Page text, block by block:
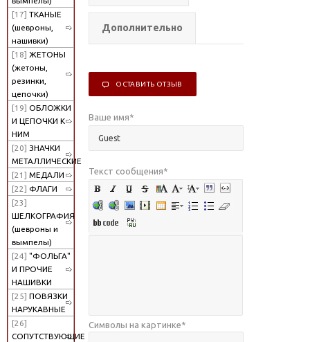
[17] ТКАНЫЕ
(шевроны,
нашивки)
[18] ЖЕТОНЫ
(жетоны,
резинки,
цепочки)
[19] ОБЛОЖКИ
И ЦЕПОЧКИ К
НИМ
[20] ЗНАЧКИ
МЕТАЛЛИЧЕСКИЕ
[21] МЕДАЛИ
[22] ФЛАГИ
[23]
ШЕЛКОГРАФИЯ
(шевроны и
вымпелы)
[24] "ФОЛЬГА"
И ПРОЧИЕ
НАШИВКИ
[25] ПОВЯЗКИ
НАРУКАВНЫЕ
[26]
СОПУТСТВУЮЩИЕ
Дополнительно
ОСТАВИТЬ ОТЗЫВ
Ваше имя*
Текст сообщения*
Символы на картинке*